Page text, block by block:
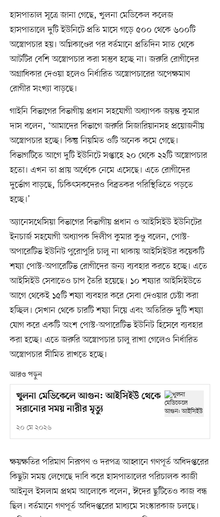
হাসপাতাল সূত্রে জানা গেছে, খুলনা মেডিকেল কলেজ
হাসপাতালে দুটি ইউনিটে প্রতি মাসে গড়ে ৫০০ থেকে ৬০০টি
অস্ত্রোপচার হয়। অগ্নিকাণ্ডের পর বর্তমানে প্রতিদিন সাত থেকে
আটটির বেশি অস্ত্রোপচার করা সম্ভব হচ্ছে না। জরুরি রোগীদের
অগ্রাধিকার দেওয়া হলেও নির্ধারিত অস্ত্রোপচারের অপেক্ষমাণ
রোগীর সংখ্যা বাড়ছে।
গাইনি বিভাগের বিভাগীয় প্রধান সহযোগী অধ্যাপক জয়ন্ত কুমার
দাস বলেন, ‘আমাদের বিভাগে জরুরি সিজারিয়ানসহ প্রয়োজনীয়
অস্ত্রোপচার হচ্ছে। কিন্তু নিয়মিত ওটি অনেক কমে গেছে।
বিভাগটিতে আগে দুটি ইউনিটে সপ্তাহে ২০ থেকে ২২টি অস্ত্রোপচার
হতো। এখন তা প্রায় অর্ধেকে নেমে এসেছে। এতে রোগীদের
দুর্ভোগ বাড়ছে, চিকিৎসকদেরও বিব্রতকর পরিস্থিতিতে পড়তে
হচ্ছে।’
অ্যানেসথেসিয়া বিভাগের বিভাগীয় প্রধান ও আইসিইউ ইউনিটের
ইনচার্জ সহযোগী অধ্যাপক দিলীপ কুমার কুণ্ডু বলেন, পোস্ট-
অপারেটিভ ইউনিট পুরোপুরি চালু না থাকায় আইসিইউর কয়েকটি
শয্যা পোস্ট-অপারেটিভ রোগীদের জন্য ব্যবহার করতে হচ্ছে। এতে
আইসিইউ সেবাতেও চাপ তৈরি হয়েছে। ১০ শয্যার আইসিইউতে
আগে থেকেই ১৫টি শয্যা ব্যবহার করে সেবা দেওয়ার চেষ্টা করা
হচ্ছিল। সেখান থেকে চারটি শয্যা নিয়ে এবং অতিরিক্ত দুটি শয্যা
যোগ করে একটি অংশ পোস্ট-অপারেটিভ ইউনিট হিসেবে ব্যবহার
করা হচ্ছে। এতে জরুরি অস্ত্রোপচার চালু রাখা গেলেও নির্ধারিত
অস্ত্রোপচার সীমিত রাখতে হচ্ছে।
আরও পড়ুন
খুলনা মেডিকেলে আগুন: আইসিইউ থেকে
সরানোর সময় নারীর মৃত্যু
২০ মে ২০২৬
ক্ষয়ক্ষতির পরিমাণ নিরূপণ ও দরপত্র আহ্বানে গণপূর্ত অধিদপ্তরের
কিছুটা সময় লেগেছে দাবি করে হাসপাতালের পরিচালক কাজী
আইনুল ইসলাম প্রথম আলোকে বলেন, ঈদের ছুটিতেও কাজ বন্ধ
ছিল। বর্তমানে গণপূর্ত অধিদপ্তরের মাধ্যমে সংস্কারকাজ চলছে।